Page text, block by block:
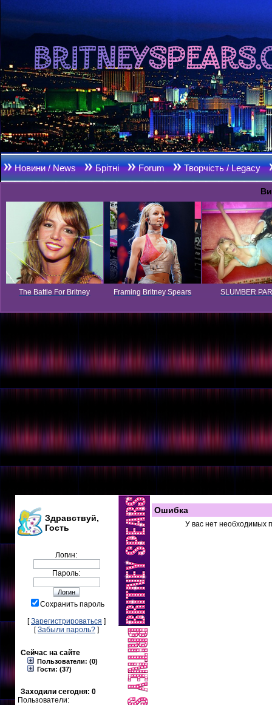
Новини / News Брітні Forum Творчість / Legacy
The Battle For Britney Framing Britney Spears SLUMBER
Здравствуй,
Гость
Логин:
Пароль:
Сохранить пароль
[Зарегистрироваться ]
[Забыли пароль? ]
Сейчас на сайте
Пользователи: (0)
Гости: (37)
Заходили сегодня: 0
Пользователи:
Ошибка
У вас нет необходимых